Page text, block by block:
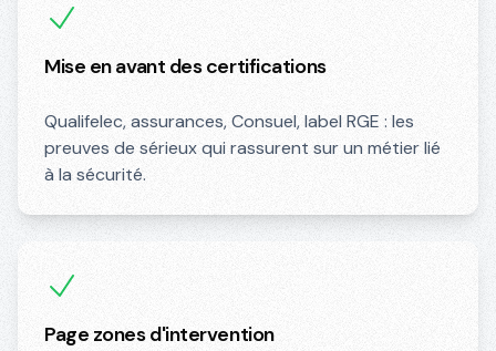
Mise en avant des certifications
Qualifelec, assurances, Consuel, label RGE : les
preuves de sérieux qui rassurent sur un métier lié
à la sécurité.
Page zones d'intervention